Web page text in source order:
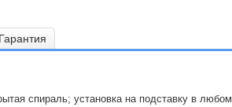
Гарантия
спираль; установка на подставку в любом